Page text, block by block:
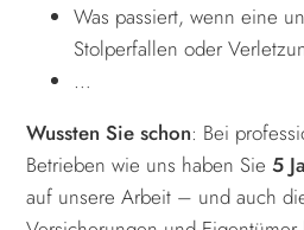
Was passiert, wenn eine
Stolperfallen oder
…
Wussten Sie schon: Bei
Betrieben wie uns haben Sie 5
auf unsere Arbeit – und auch